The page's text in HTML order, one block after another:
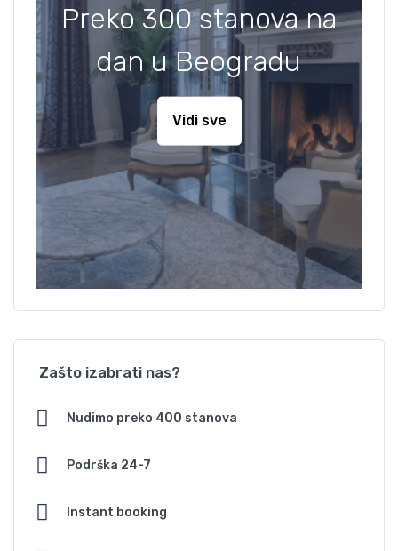
Preko 300 stanova na
dan u Beogradu
Vidi sve
Zašto izabrati nas?
Nudimo preko 400 stanova
Podrška 24-7
Instant booking